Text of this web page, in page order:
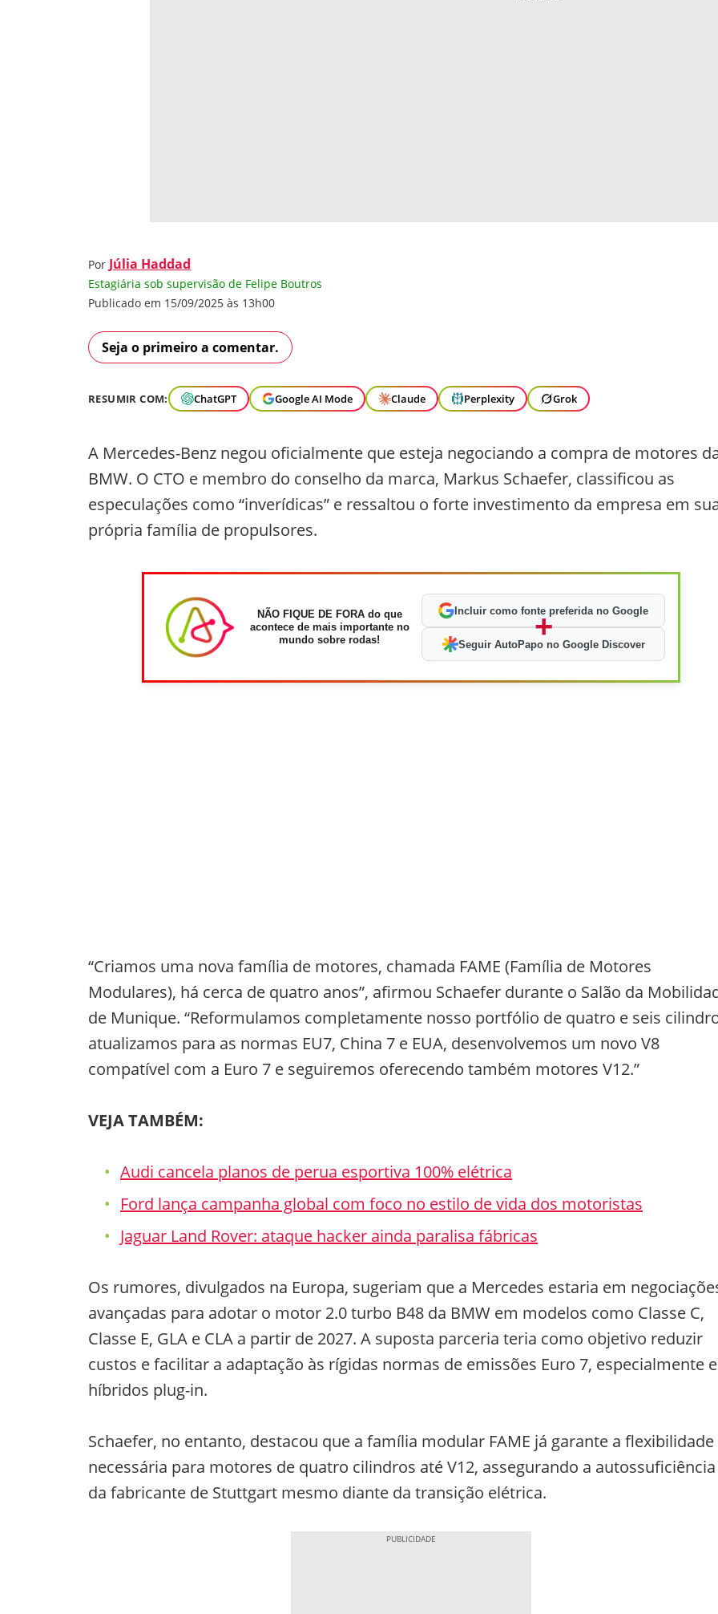
Por Júlia Haddad
Estagiária sob supervisão de Felipe Boutros
Publicado em 15/09/2025 às 13h00
Seja o primeiro a comentar.
RESUMIR COM: ChatGPT Google AI Mode Claude Perplexity Grok
A Mercedes-Benz negou oficialmente que esteja negociando a compra de motores
BMW. O CTO e membro do conselho da marca, Markus Schaefer, classificou as
especulações como “inverídicas” e ressaltou o forte investimento da empresa em
própria família de propulsores.
NÃO FIQUE DE FORA do que
acontece de mais importante no
mundo sobre rodas!
Incluir como fonte preferida no Google
+
Seguir AutoPapo no Google Discover
“Criamos uma nova família de motores, chamada FAME (Família de Motores
Modulares), há cerca de quatro anos”, afirmou Schaefer durante o Salão da
de Munique. “Reformulamos completamente nosso portfólio de quatro e seis
atualizamos para as normas EU7, China 7 e EUA, desenvolvemos um novo V8
compatível com a Euro 7 e seguiremos oferecendo também motores V12.”
VEJA TAMBÉM:
Audi cancela planos de perua esportiva 100% elétrica
Ford lança campanha global com foco no estilo de vida dos motoristas
Jaguar Land Rover: ataque hacker ainda paralisa fábricas
Os rumores, divulgados na Europa, sugeriam que a Mercedes estaria em
avançadas para adotar o motor 2.0 turbo B48 da BMW em modelos como Classe C,
Classe E, GLA e CLA a partir de 2027. A suposta parceria teria como objetivo reduzir
custos e facilitar a adaptação às rígidas normas de emissões Euro 7, especialmente
híbridos plug-in.
Schaefer, no entanto, destacou que a família modular FAME já garante a flexibilidade
necessária para motores de quatro cilindros até V12, assegurando a autossuficiência
da fabricante de Stuttgart mesmo diante da transição elétrica.